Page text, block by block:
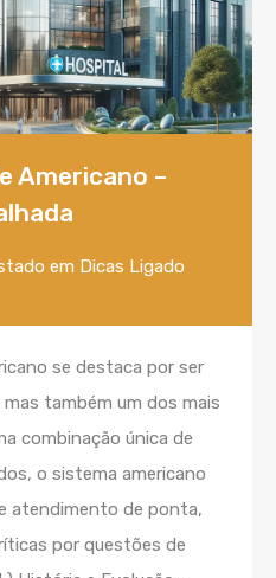
Americano –
em Dicas Ligado
se destaca por ser
também um dos mais
combinação única de
o sistema americano
atendimento de ponta,
por questões de